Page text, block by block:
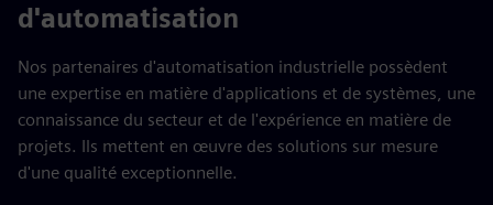
d'automatisation
Nos partenaires d'automatisation industrielle possèdent
une expertise en matière d'applications et de systèmes, une
connaissance du secteur et de l'expérience en matière de
projets. Ils mettent en œuvre des solutions sur mesure
d'une qualité exceptionnelle.